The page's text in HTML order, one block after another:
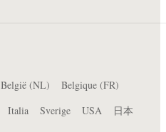
België (NL)
Belgique (FR)
Italia Sverige USA 日本